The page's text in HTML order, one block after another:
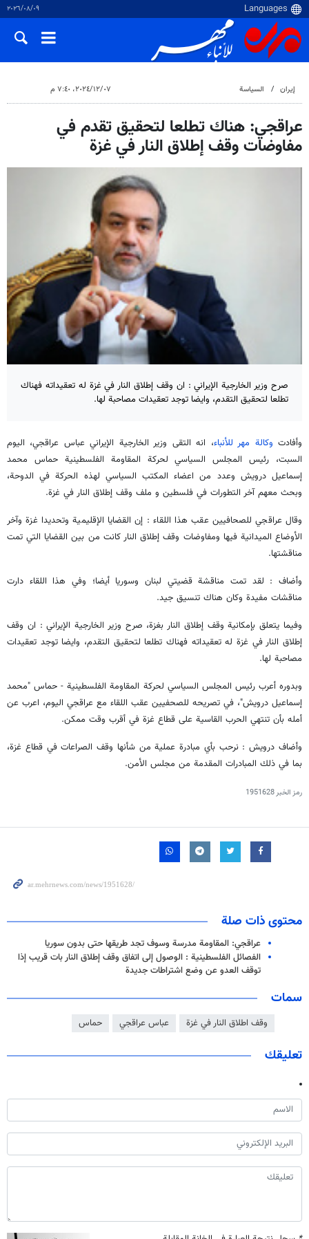
٠٩‏/٠٨‏/٢٠٢٦
إيران السياسة ٠٧‏/١٢‏/٢٠٢٤، ٧:٤٠ م
عراقجي: هناك تطلعا لتحقيق تقدم في
مفاوضات وقف إطلاق النار في غزة
صرح وزير الخارجية الإيراني : ان وقف إطلاق النار في غزة له تعقيداته فهناك
تطلعا لتحقيق التقدم، وايضا توجد تعقيدات مصاحبة لها.
وأفادت وكالة مهر للأنباء، انه التقى وزير الخارجية الإيراني عباس عراقجي، اليوم
السبت، رئيس المجلس السياسي لحركة المقاومة الفلسطينية حماس محمد
إسماعيل درويش وعدد من اعضاء المكتب السياسي لهذه الحركة في الدوحة،
وبحث معهم آخر التطورات في فلسطین و ملف وقف إطلاق النار في غزة.
وقال عراقجي للصحافيين عقب هذا اللقاء : إن القضايا الإقليمية وتحديدا غزة وآخر
الأوضاع المیدانیة فیها ومفاوضات وقف إطلاق النار كانت من بين القضايا التي تمت
مناقشتها.
وأضاف : لقد تمت مناقشة قضيتي لبنان وسوريا أيضا؛ وفي هذا اللقاء دارت
مناقشات مفيدة وكان هناك تنسيق جيد.
وفيما يتعلق بإمكانية وقف إطلاق النار بغزة، صرح وزير الخارجية الإيراني : ان وقف
إطلاق النار في غزة له تعقيداته فهناك تطلعا لتحقيق التقدم، وايضا توجد تعقيدات
مصاحبة لها.
وبدوره أعرب رئيس المجلس السياسي لحركة المقاومة الفلسطينية - حماس "محمد
إسماعيل درويش"، في تصريحه للصحفيين عقب اللقاء مع عراقجي اليوم، اعرب عن
أمله بأن تنتهي الحرب القاسية علی قطاع غزة في أقرب وقت ممكن.
وأضاف درويش : نرحب بأي مبادرة عملية من شأنها وقف الصراعات في قطاع غزة،
بما في ذلك المبادرات المقدمة من مجلس الأمن.
رمز الخبر1951628
محتوى ذات صلة
عراقجي: المقاومة مدرسة وسوف تجد طريقها حتى بدون سوريا
الفصائل الفلسطينية : الوصول إلى اتفاق وقف إطلاق النار بات قريب إذا
توقف العدو عن وضع اشتراطات جديدة
سمات
وقف اطلاق النار في غزة عباس عراقجي حماس
تعليقك